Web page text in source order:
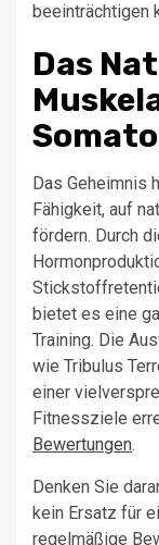
beeinträchtigen
Das
Das Geheimnis
Fähigkeit, auf
fördern. Durch
bietet es eine
Training. Die
wie Tribulus
einer
Fitnessziele
Bewertungen.
Denken Sie
kein Ersatz für
regelmäßige